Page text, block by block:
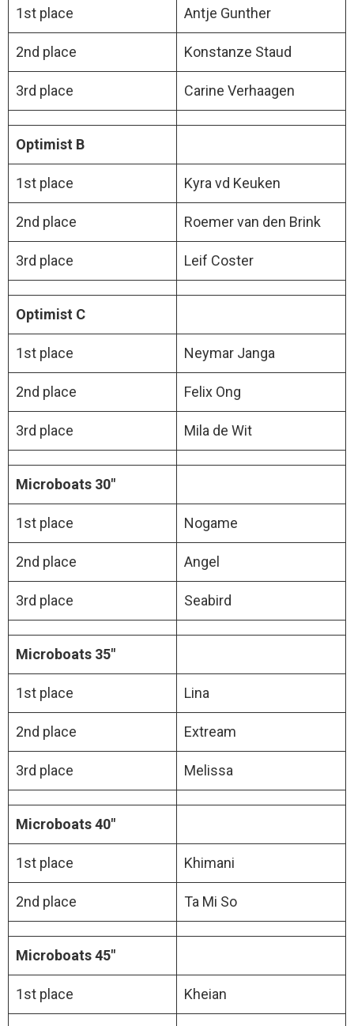
1st place Antje Gunther
2nd place Konstanze Staud
3rd place Carine Verhaagen
Optimist B
1st place Kyra vd Keuken
2nd place Roemer van den Brink
3rd place Leif Coster
Optimist C
1st place Neymar Janga
2nd place Felix Ong
3rd place Mila de Wit
Microboats 30″
1st place Nogame
2nd place Angel
3rd place Seabird
Microboats 35″
1st place Lina
2nd place Extream
3rd place Melissa
Microboats 40″
1st place Khimani
2nd place Ta Mi So
Microboats 45″
1st place Kheian